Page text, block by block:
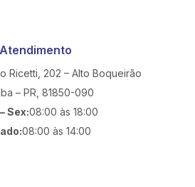
Atendimento
Ricetti, 202 – Alto Boqueirão
– PR, 81850-090
Sex:08:00 às 18:00
08:00 às 14:00